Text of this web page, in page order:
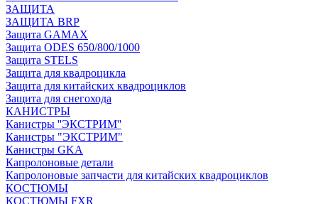
ЗАЩИТА
ЗАЩИТА BRP
Защита GAMAX
Защита ODES 650/800/1000
Защита STELS
Защита для квадроцикла
Защита для китайских квадроциклов
Защита для снегохода
КАНИСТРЫ
Канистры ''ЭКСТРИМ''
Канистры "ЭКСТРИМ"
Канистры GKA
Капролоновые детали
Капролоновые запчасти для китайских квадроциклов
КОСТЮМЫ
КОСТЮМЫ FXR